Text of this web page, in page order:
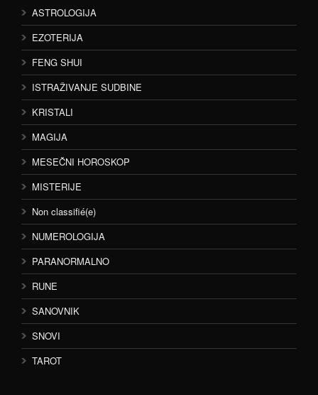
ASTROLOGIJA
EZOTERIJA
FENG SHUI
ISTRAŽIVANJE SUDBINE
KRISTALI
MAGIJA
MESEČNI HOROSKOP
MISTERIJE
Non classifié(e)
NUMEROLOGIJA
PARANORMALNO
RUNE
SANOVNIK
SNOVI
TAROT